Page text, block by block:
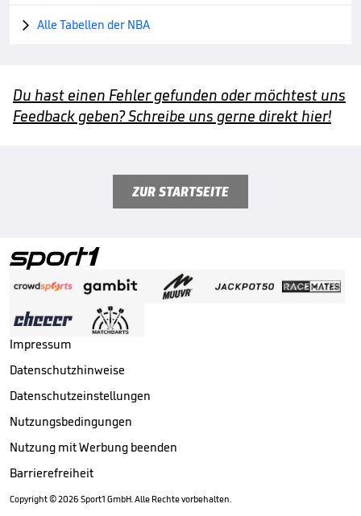
 Alle Tabellen der NBA
Du hast einen Fehler gefunden oder möchtest uns
Feedback geben? Schreibe uns gerne direkt hier!
ZUR STARTSEITE
Impressum
Datenschutzhinweise
Datenschutzeinstellungen
Nutzungsbedingungen
Nutzung mit Werbung beenden
Barrierefreiheit
Copyright ©2026 Sport1 GmbH. Alle Rechte vorbehalten.